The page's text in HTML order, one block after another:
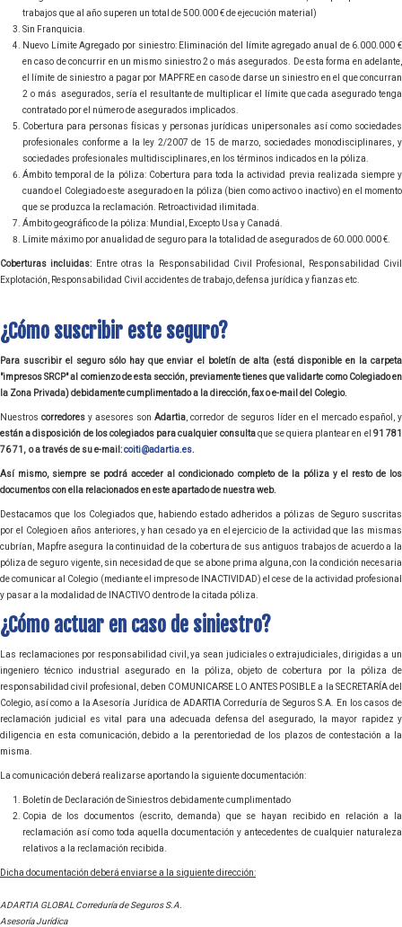
trabajos que al año superen un total de 500.000 € de ejecución material)
Sin Franquicia.
Nuevo Límite Agregado por siniestro: Eliminación del límite agregado anual de 6.000.000 €
en caso de concurrir en un mismo siniestro 2 o más asegurados. De esta forma en adelante,
el límite de siniestro a pagar por MAPFRE en caso de darse un siniestro en el que concurran
2 o más asegurados, sería el resultante de multiplicar el límite que cada asegurado tenga
contratado por el número de asegurados implicados.
Cobertura para personas físicas y personas jurídicas unipersonales así como sociedades
profesionales conforme a la ley 2/2007 de 15 de marzo, sociedades monodisciplinares, y
sociedades profesionales multidisciplinares, en los términos indicados en la póliza.
Ámbito temporal de la póliza: Cobertura para toda la actividad previa realizada siempre y
cuando el Colegiado este asegurado en la póliza (bien como activo o inactivo) en el momento
que se produzca la reclamación. Retroactividad ilimitada.
Ámbito geográfico de la póliza: Mundial, Excepto Usa y Canadá.
Límite máximo por anualidad de seguro para la totalidad de asegurados de 60.000.000 €.
Coberturas incluidas: Entre otras la Responsabilidad Civil Profesional, Responsabilidad Civil
Explotación, Responsabilidad Civil accidentes de trabajo, defensa jurídica y fianzas etc.
¿Cómo suscribir este seguro?
Para suscribir el seguro sólo hay que enviar el boletín de alta (está disponible en la carpeta
"impresos SRCP" al comienzo de esta sección, previamente tienes que validarte como Colegiado en
la Zona Privada) debidamente cumplimentado a la dirección, fax o e-mail del Colegio.
Nuestroscorredores y asesores sonAdartia , corredor de seguros líder en el mercado español, y
están a disposición de los colegiados para cualquier consultaque se quiera plantear en el 91 781
76 71, o a través de su e-mail:coiti@adartia.es.
Así mismo, siempre se podrá acceder al condicionado completo de la póliza y el resto de los
documentos con ella relacionados en este apartado de nuestra web.
Destacamos que los Colegiados que, habiendo estado adheridos a pólizas de Seguro suscritas
por el Colegio en años anteriores, y han cesado ya en el ejercicio de la actividad que las mismas
cubrían, Mapfre asegura la continuidad de la cobertura de sus antiguos trabajos de acuerdo a la
póliza de seguro vigente, sin necesidad de que se abone prima alguna, con la condición necesaria
de comunicar al Colegio (mediante el impreso de INACTIVIDAD) el cese de la actividad profesional
y pasar a la modalidad de INACTIVO dentro de la citada póliza.
¿Cómo actuar en caso de siniestro?
Las reclamaciones por responsabilidad civil, ya sean judiciales o extrajudiciales, dirigidas a un
ingeniero técnico industrial asegurado en la póliza, objeto de cobertura por la póliza de
responsabilidad civil profesional, deben COMUNICARSE LO ANTES POSIBLE a la SECRETARÍA del
Colegio, así como a la Asesoría Jurídica de ADARTIA Correduría de Seguros S.A. En los casos de
reclamación judicial es vital para una adecuada defensa del asegurado, la mayor rapidez y
diligencia en esta comunicación, debido a la perentoriedad de los plazos de contestación a la
misma.
La comunicación deberá realizarse aportando la siguiente documentación:
Boletín de Declaración de Siniestros debidamente cumplimentado
Copia de los documentos (escrito, demanda) que se hayan recibido en relación a la
reclamación así como toda aquella documentación y antecedentes de cualquier naturaleza
relativos a la reclamación recibida.
Dicha documentación deberá enviarse a la siguiente dirección:
ADARTIA GLOBAL Correduría de Seguros S.A.
Asesoría Jurídica